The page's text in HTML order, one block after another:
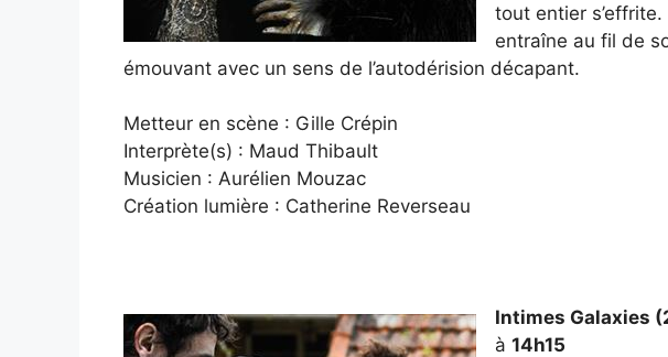
tout entier
entraîne au fil de
émouvant avec un sens de l’autodérision décapant.
Metteur en scène : Gille Crépin
Interprète(s) : Maud Thibault
Musicien : Aurélien Mouzac
Création lumière : Catherine Reverseau
Intimes Galaxies
à 14h15